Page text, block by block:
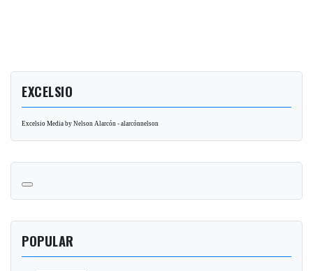
EXCELSIO
Excelsio Media by Nelson Alarcón - alarcónnelson
POPULAR